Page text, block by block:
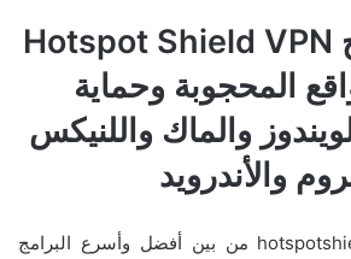
تحميل برنامج Hotspot Shield VPN
المحجوبة وحماية
والماك واللنيكس
والأندرويد
يعتبر برنامج hotspotshield VPN من بين أفضل وأسرع البرامج